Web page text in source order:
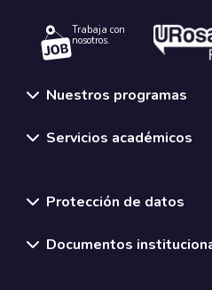
Trabaja con
nosotros.
Nuestros programas
Servicios académicos
Protección de datos
Documentos